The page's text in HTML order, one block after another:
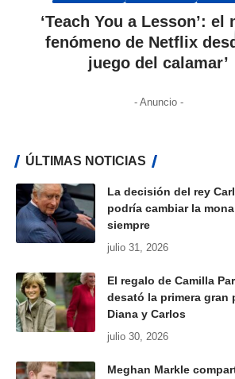
‘Teach You a Lesson’: el
fenómeno de Netflix
juego del calamar’
- Anuncio -
ÚLTIMAS NOTICIAS
La decisión del rey
podría cambiar la
siempre
julio 31, 2026
El regalo de Camilla
desató la primera gran
Diana y Carlos
julio 30, 2026
Meghan Markle